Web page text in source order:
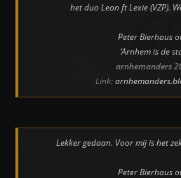
het duo Leon ft Lexie (VZP).
Peter Bierhaus
‘Arnhem is de
arnhemanders
Link:
Lekker gedaan. Voor mij is het
Peter Bierhaus